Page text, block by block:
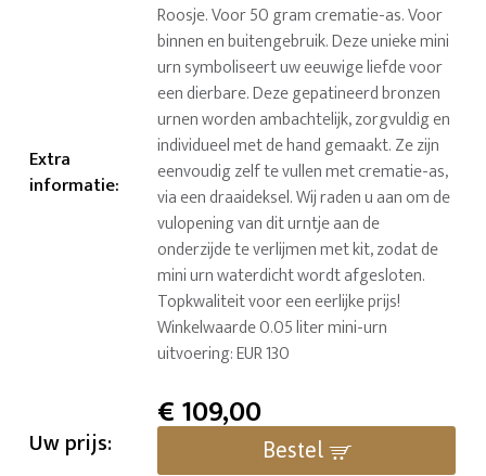
Extra
informatie:
Roosje. Voor 50 gram crematie-as. Voor
binnen en buitengebruik. Deze unieke mini
urn symboliseert uw eeuwige liefde voor
een dierbare. Deze gepatineerd bronzen
urnen worden ambachtelijk, zorgvuldig en
individueel met de hand gemaakt. Ze zijn
eenvoudig zelf te vullen met crematie-as,
via een draaideksel. Wij raden u aan om de
vulopening van dit urntje aan de
onderzijde te verlijmen met kit, zodat de
mini urn waterdicht wordt afgesloten.
Topkwaliteit voor een eerlijke prijs!
Winkelwaarde 0.05 liter mini-urn
uitvoering: EUR 130
Uw prijs:
€109,00
Bestel